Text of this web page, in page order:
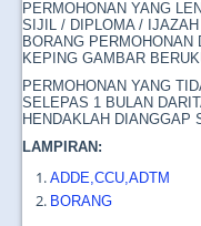
PERMOHONAN YANG
SIJIL / DIPLOMA /
BORANG
KEPING GAMBAR
PERMOHONAN YANG
SELEPAS 1 BULAN
HENDAKLAH DIANGGAP
LAMPIRAN:
ADDE,CCU,ADTM
BORANG